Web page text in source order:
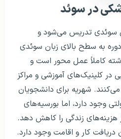
در سوئد
سوئدی تدریس می‌شود و
به سطح بالای زبان سوئدی
کاملاً عمل محور است و
در کلینیک‌های آموزشی و مراکز
می‌کنند. شهریه برای دانشجویان
وجود دارد، اما بورسیه‌های
هزینه‌های زندگی را کاهش دهد.
کار و اقامت وجود دارد.